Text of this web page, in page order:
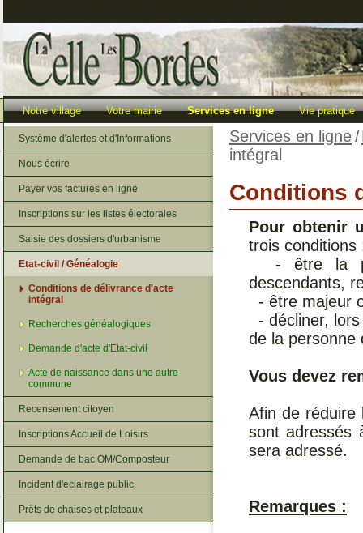
Notre village Votre mairie Services en ligne Vie pratique
Services en ligne/
intégral
Conditions
Pour obtenir
trois conditions
- être la
descendants,
- être majeur
- décliner,
de la personne
Vous devez
Afin de réduire
sont adressés
sera adressé.
Remarques :
Système d'alertes et d'Informations
Nous écrire
Payer vos factures en ligne
Inscriptions sur les listes électorales
Saisie des dossiers d'urbanisme
Etat-civil / Généalogie
Conditions de délivrance d'acte
intégral
Recherches généalogiques
Demande d'acte d'Etat-civil
Acte de naissance dans une autre
commune
Recensement citoyen
Inscriptions Accueil de Loisirs
Demande de bac OM/Composteur
Incident d'éclairage public
Prêts de chaises et plateaux